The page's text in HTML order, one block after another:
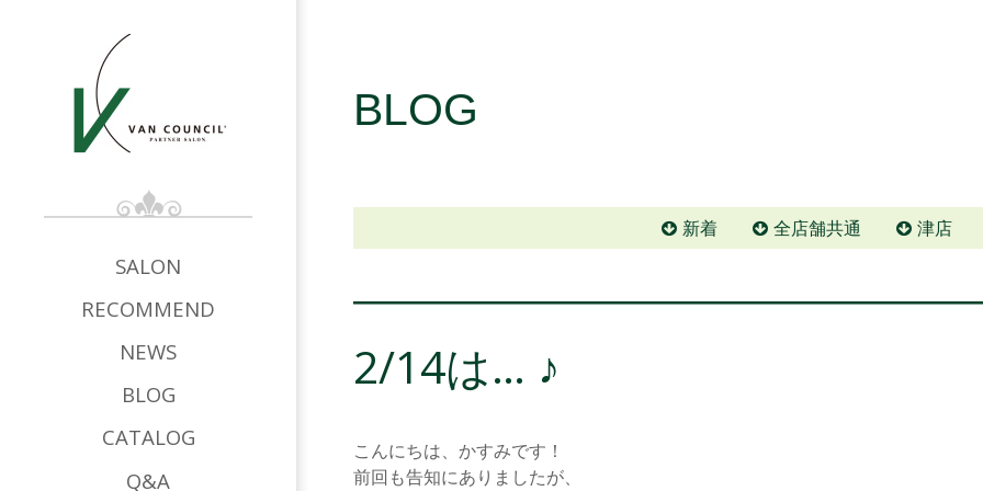
BLOG
新着 全店舗共通 津店
2/14は… ♪
こんにちは、かすみです！
前回も告知にありましたが、
SALON
RECOMMEND
NEWS
BLOG
CATALOG
Q&A